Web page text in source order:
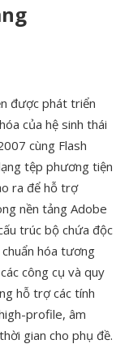
được phát triển
của hệ sinh thái
cùng Flash
tệp phương tiện
ra để hỗ trợ
nền tảng Adobe
trúc bộ chứa độc
hóa tương
công cụ và quy
hỗ trợ các tính
profile, âm
gian cho phụ đề.